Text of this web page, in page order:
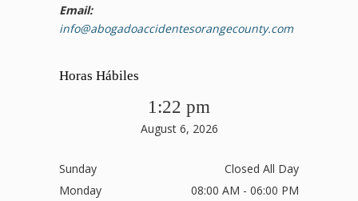
Email:
info@abogadoaccidentesorangecounty.com
Horas Hábiles
1:22 pm
August 6, 2026
Sunday
Closed All Day
Monday
08:00 AM - 06:00 PM